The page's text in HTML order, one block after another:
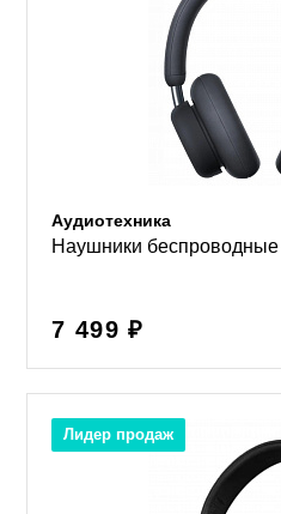
Аудиотехника
Наушники
7 499 ₽
Лидер продаж